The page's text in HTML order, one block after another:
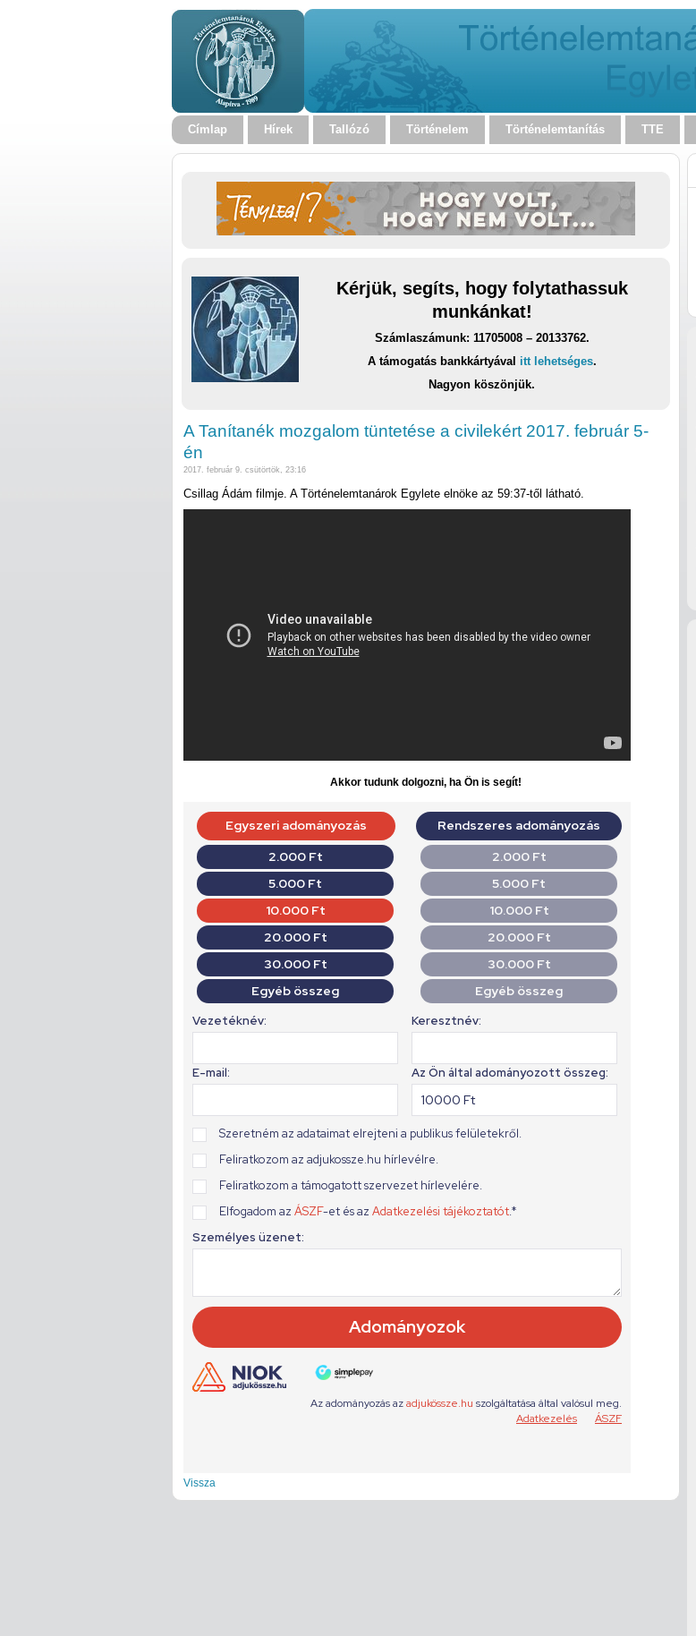
Címlap Hírek Tallózó Történelem Történelemtanítás TTE
Kérjük, segíts, hogy folytathassuk
munkánkat!
Számlaszámunk: 11705008 – 20133762.
A támogatás bankkártyával itt lehetséges.
Nagyon köszönjük.
A Tanítanék mozgalom tüntetése a civilekért 2017. február 5-
én
2017. február 9. csütörtök, 23:16
Csillag Ádám filmje. A Történelemtanárok Egylete elnöke az 59:37-től látható.
Akkor tudunk dolgozni, ha Ön is segít!
Vissza